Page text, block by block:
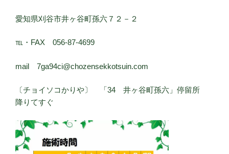
愛知県刈谷市井ヶ谷町孫六７２－２
℡・FAX 056-87-4699
mail 7ga94ci@chozensekkotsuin.com
〔チョイソコかりや〕 「34 井ヶ谷町孫六」停留所
降りてすぐ